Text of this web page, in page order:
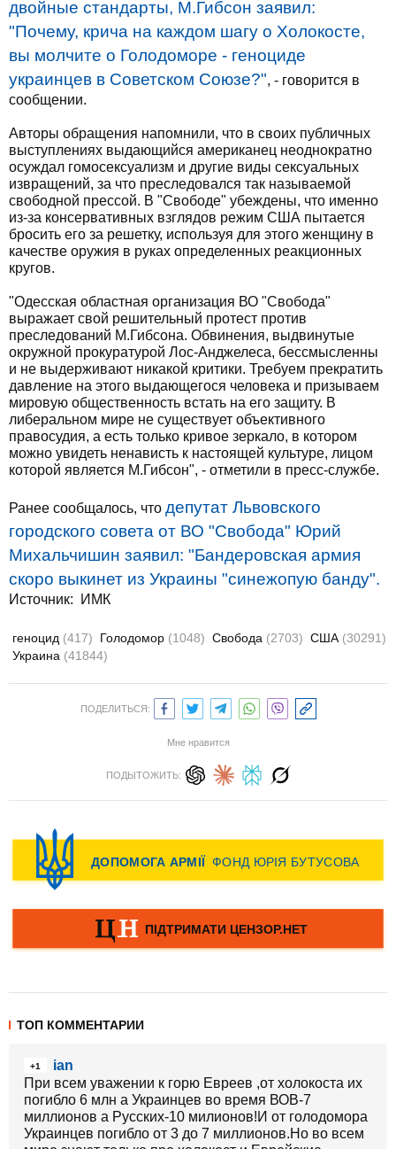
двойные стандарты, М.Гибсон заявил:
"Почему, крича на каждом шагу о Холокосте,
вы молчите о Голодоморе - геноциде
украинцев в Советском Союзе?", - говорится в
сообщении.
Авторы обращения напомнили, что в своих публичных
выступлениях выдающийся американец неоднократно
осуждал гомосексуализм и другие виды сексуальных
извращений, за что преследовался так называемой
свободной прессой. В "Свободе" убеждены, что именно
из-за консервативных взглядов режим США пытается
бросить его за решетку, используя для этого женщину в
качестве оружия в руках определенных реакционных
кругов.
"Одесская областная организация ВО "Свобода"
выражает свой решительный протест против
преследований М.Гибсона. Обвинения, выдвинутые
окружной прокуратурой Лос-Анджелеса, бессмысленны
и не выдерживают никакой критики. Требуем прекратить
давление на этого выдающегося человека и призываем
мировую общественность встать на его защиту. В
либеральном мире не существует объективного
правосудия, а есть только кривое зеркало, в котором
можно увидеть ненависть к настоящей культуре, лицом
которой является М.Гибсон", - отметили в пресс-службе.
Ранее сообщалось, что депутат Львовского
городского совета от ВО "Свобода" Юрий
Михальчишин заявил: "Бандеровская армия
скоро выкинет из Украины "синежопую банду".
Источник: ИМК
геноцид (417) Голодомор (1048) Свобода (2703) США (30291)
Украина (41844)
ПОДЕЛИТЬСЯ:
Мне нравится
ПОДЫТОЖИТЬ:
ТОП КОММЕНТАРИИ
+1
ian
При всем уважении к горю Евреев ,от холокоста их
погибло 6 млн а Украинцев во время ВОВ-7
миллионов а Русских-10 милионов!И от голодомора
Украинцев погибло от 3 до 7 миллионов.Но во всем